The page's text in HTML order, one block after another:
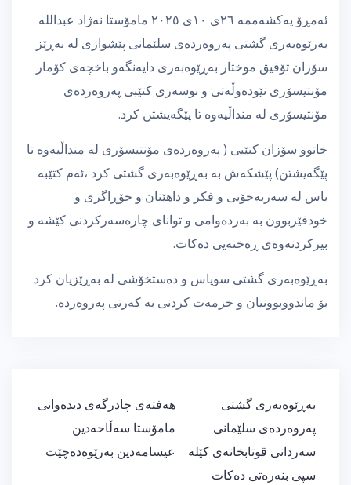
ئەمڕۆ یەکشەممە ٢٦ی ١٠ی ٢٠٢٥ مامۆستا نەژاد عبداللە
بەرێوەبەری گشتی پەروەردەی سلێمانی پێشوازی لە بەڕێز
سۆزان تۆفیق موختار بەڕێوەبەری دایەنگەو باخچەی کۆمار
مۆنتیسۆری نێودەوڵەتی و نوسەری کتێبی پەروەردەی
مۆنتیسۆری لە منداڵیەوە تا پێگەیشتن کرد.
خاتوو سۆزان كتێبی ( پەروەردەی مۆنتیسۆری لە منداڵیەوە تا
پێگەیشتن) پێشكەش بە بەڕێوەبەری گشتی كرد ،ئەم كتێبە
باس لە سەربەخۆیی و فکر و داهێنان و خۆڕاگری و
خودفێربوون بە بەردەوامی و توانای چارەسەرکردنی کێشە و
بیرکردنەوەی ڕەخنەیی دەكات.
بەڕێوەبەری گشتی سوپاس و دەستخۆشی لە بەڕێزیان کرد
بۆ ماندووبوونیان و خزمەت کردنی بە کەرتی پەروەردە.
ڕێدۆزیی
هەفتەی چادرگەی دیدەوانی
مامۆستا سەڵاحەدین
عیسامەدین بەرێوەدەچێت
بەڕێوەبەری گشتی
پەروەردەی سلێمانی
سەردانی قوتابخانەی كێلە
سپی بنەرەتی دەكات